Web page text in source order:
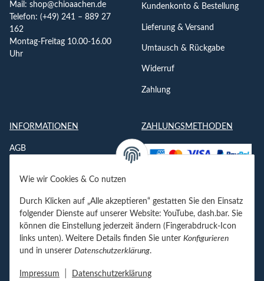
Wie wir Cookies & Co nutzen
Durch Klicken auf „Alle akzeptieren“ gestatten Sie den Einsatz
folgender Dienste auf unserer Website: YouTube, dash.bar. Sie
können die Einstellung jederzeit ändern (Fingerabdruck-Icon
links unten). Weitere Details finden Sie unter Konfigurieren
und in unserer Datenschutzerklärung.
Impressum Datenschutzerklärung
Mail: shop@chioaachen.de
Telefon: (+49) 241 – 889 27
162
Montag-Freitag 10.00-16.00
Uhr
Kundenkonto & Bestellung
Lieferung & Versand
Umtausch & Rückgabe
Widerruf
Zahlung
INFORMATIONEN
AGB
Jobs
Newsletter
ZAHLUNGSMETHODEN